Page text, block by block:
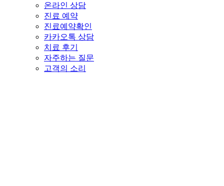
온라인 상담
진료 예약
진료예약확인
카카오톡 상담
치료 후기
자주하는 질문
고객의 소리